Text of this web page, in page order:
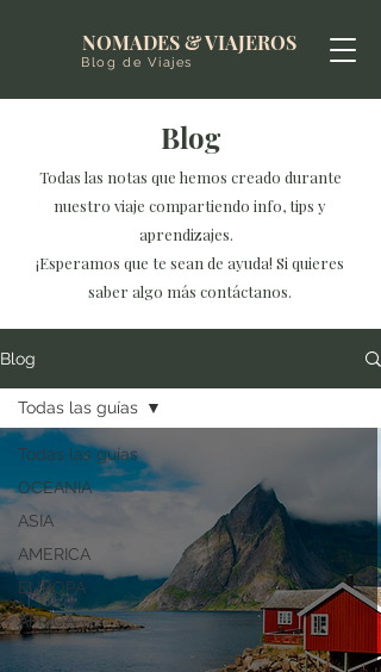
NOMADES & VIAJEROS
Blog de Viajes
Blog
Todas las notas que hemos creado durante
nuestro viaje compartiendo info, tips y
aprendizajes.
¡Esperamos que te sean de ayuda! Si quieres
saber algo más contáctanos.
Blog
Todas las guías
OCEANIA
ASIA
AMERICA
EUROPA
AFRICA
Todas las guías